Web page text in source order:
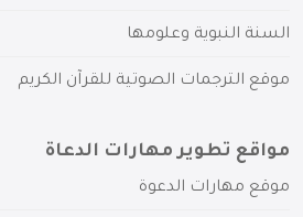
السنة النبوية وعلومها
موقع الترجمات الصوتية للقرآن الكريم
مواقع تطوير مهارات الدعاة
موقع مهارات الدعوة